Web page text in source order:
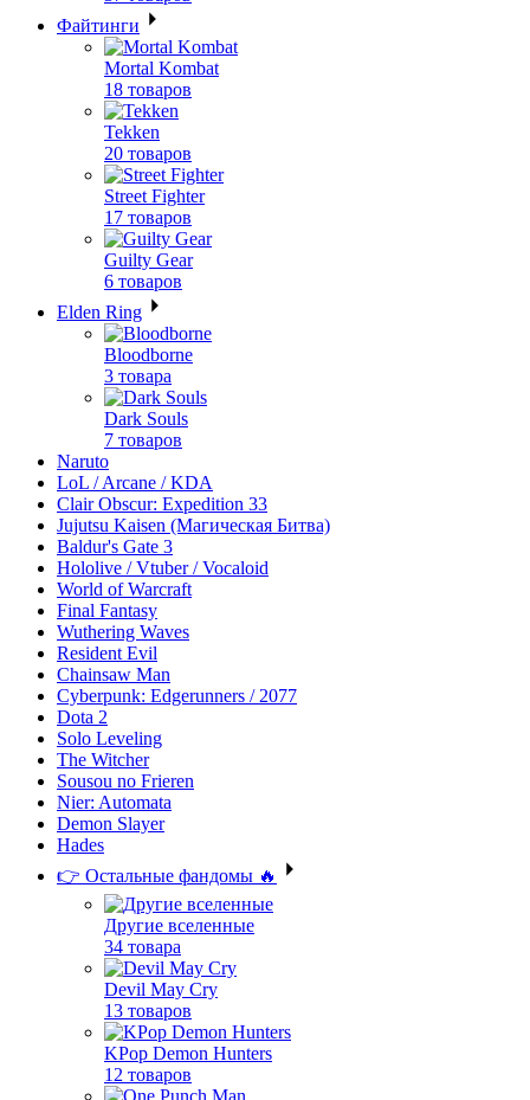
Файтинги
Mortal Kombat
18 товаров
Tekken
20 товаров
Street Fighter
17 товаров
Guilty Gear
6 товаров
Elden Ring
Bloodborne
3 товара
Dark Souls
7 товаров
Naruto
LoL / Arcane / KDA
Clair Obscur: Expedition 33
Jujutsu Kaisen (Магическая Битва)
Baldur's Gate 3
Hololive / Vtuber / Vocaloid
World of Warcraft
Final Fantasy
Wuthering Waves
Resident Evil
Chainsaw Man
Cyberpunk: Edgerunners / 2077
Dota 2
Solo Leveling
The Witcher
Sousou no Frieren
Nier: Automata
Demon Slayer
Hades
👉 Остальные фандомы 🔥
Другие вселенные
34 товара
Devil May Cry
13 товаров
KPop Demon Hunters
12 товаров